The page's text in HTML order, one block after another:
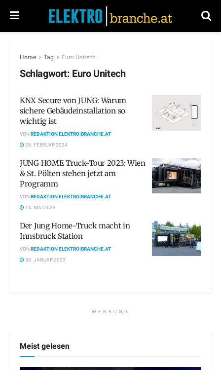
Home Tag Euro Unitech
Schlagwort: Euro Unitech
KNX Secure von JUNG: Warum
sichere Gebäudeinstallation so
wichtig ist
VONREDAKTION ELEKTRO|BRANCHE.AT
28. FEBRUAR 2024
JUNG HOME Truck-Tour 2023: Wien
& St. Pölten stehen jetzt am
Programm
VONREDAKTION ELEKTRO|BRANCHE.AT
14. MAI 2023
Der Jung Home-Truck macht in
Innsbruck Station
VONREDAKTION ELEKTRO|BRANCHE.AT
30. JANUAR 2023
WERBUNG
Meist gelesen